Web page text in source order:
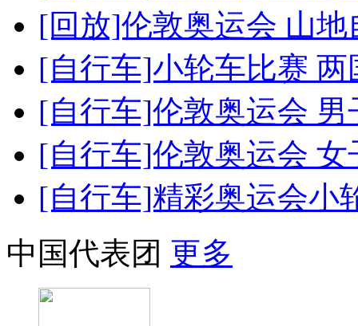
[回放]伦敦奥运会 山
[自行车]小轮车比赛 两
[自行车]伦敦奥运会
[自行车]伦敦奥运会
[自行车]精彩奥运会小
中国代表团 更多